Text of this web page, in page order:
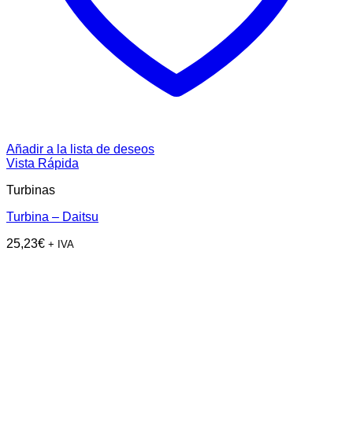
Añadir a la lista de deseos
Vista Rápida
Turbinas
Turbina – Daitsu
25,23€ + IVA